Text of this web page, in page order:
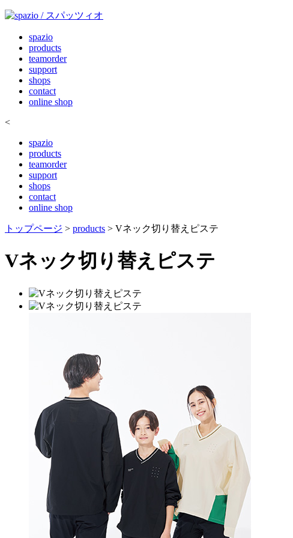
spazio
products
teamorder
support
shops
contact
online shop
<
spazio
products
teamorder
support
shops
contact
online shop
トップページ > products > Vネック切り替えピステ
Vネック切り替えピステ